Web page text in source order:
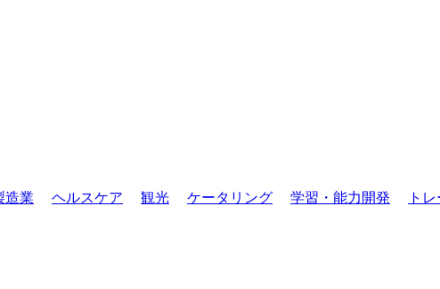
造業 ヘルスケア 観光 ケータリング 学習・能力開発 ト